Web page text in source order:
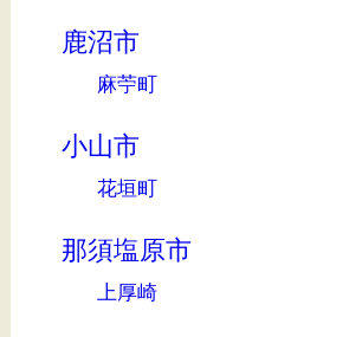
鹿沼市
麻苧町
小山市
花垣町
那須塩原市
上厚崎